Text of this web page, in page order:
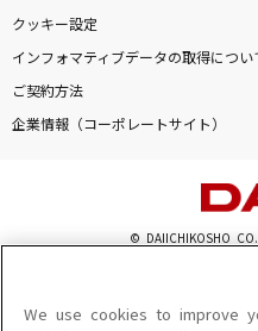
雨とカプチーノ
ヨルシカ
やっぱ最強!
PIECE OF MY WISH
今井美樹
クッキー設定
インフォマティブデータの取得につい
ご契約方法
企業情報（コーポレートサイト）
© DAIICHIKOSHO
このサイトに掲載されている一切の文章
を問わず、著作権法の定める範囲を超え
We use cookies to improve